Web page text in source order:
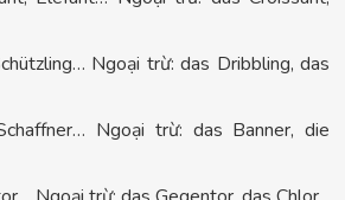
Ngoại trừ: das Dribbling, das
Ngoại trừ: das Banner, die